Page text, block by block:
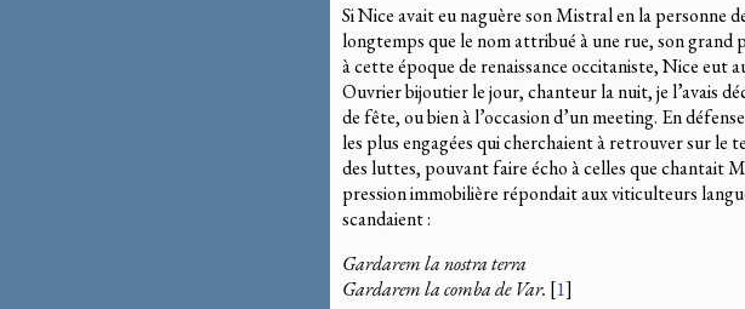
Si Nice avait eu naguère son Mistral en la personne
longtemps que le nom attribué à une rue, son
à cette époque de renaissance occitaniste, Nice eut
Ouvrier bijoutier le jour, chanteur la nuit, je l’avais
de fête, ou bien à l’occasion d’un meeting. En
les plus engagées qui cherchaient à retrouver sur le
des luttes, pouvant faire écho à celles que chantait
pression immobilière répondait aux viticulteurs
scandaient :
Gardarem la nostra terra
Gardarem la comba de Var. [1]